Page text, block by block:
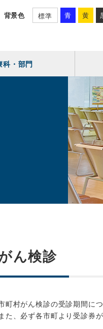
背景色 標準 青 黄
科・部門
ん検診
町村がん検診の受診期間に
た、必ず各市町より受診券